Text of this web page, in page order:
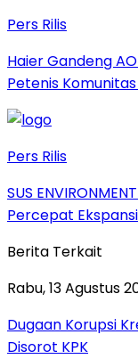
Pers Rilis
Haier Gandeng
Petenis
Pers Rilis
SUS
Percepat
Berita Terkait
Rabu, 13 Agustus
Dugaan Korupsi
Disorot KPK